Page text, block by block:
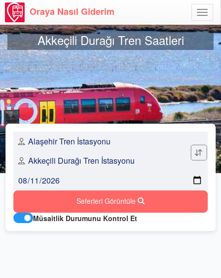
Aç
Oraya Nasıl Giderim
Akkeçili Durağı Tren Saatleri
Seferleri Görüntüle
Müsaitlik Durumunu Kontrol Et